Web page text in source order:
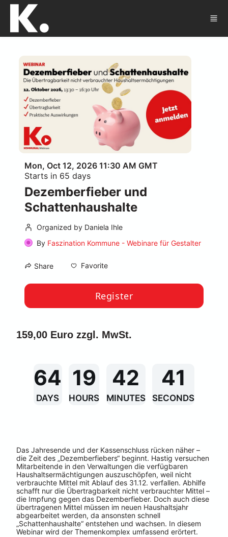
Skip to main content
Mon, Oct 12, 2026 11:30 AM GMT
Starts in 65 days
Dezemberfieber und
Schattenhaushalte
Organized by Daniela Ihle
By Faszination Kommune - Webinare für Gestalter
Share Favorite
Register
159,00 Euro zzgl. MwSt.
64
DAYS
19
HOURS
42
MINUTES
41
SECONDS
Das Jahresende und der Kassenschluss rücken näher –
die Zeit des „Dezemberfiebers“ beginnt. Hastig versuchen
Mitarbeitende in den Verwaltungen die verfügbaren
Haushaltsermächtigungen auszuschöpfen, weil nicht
verbrauchte Mittel mit Ablauf des 31.12. verfallen. Abhilfe
schafft nur die Übertragbarkeit nicht verbrauchter Mittel –
die Impfung gegen das Dezemberfieber. Doch auch diese
übertragenen Mittel müssen im neuen Haushaltsjahr
abgearbeitet werden, da ansonsten schnell
„Schattenhaushalte“ entstehen und wachsen. In diesem
Webinar wird der Themenkomplex umfassend erörtert.